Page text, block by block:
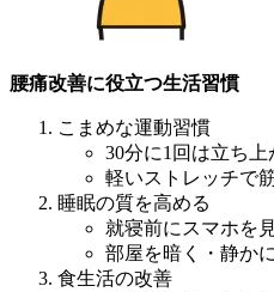
腰痛改善に役立つ生活習慣
こまめな運動習慣
30分に1回は立ち上
軽いストレッチで
睡眠の質を高める
就寝前にスマホを
部屋を暗く・静か
食生活の改善